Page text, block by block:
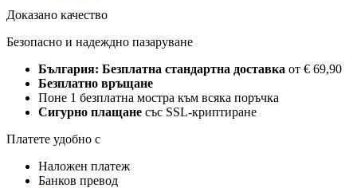
Доказано качество
Безопасно и надеждно пазаруване
България: Безплатна стандартна доставка от € 69,90
Безплатно връщане
Поне 1 безплатна мостра към всяка поръчка
Сигурно плащане със SSL-криптиране
Платете удобно с
Наложен платеж
Банков превод